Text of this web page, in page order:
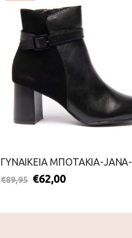
€89,95 €62,00